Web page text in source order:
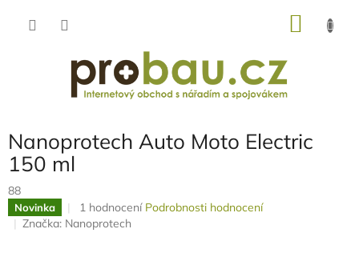
Nanoprotech Auto Moto Electric
150 ml
88
Novinka
Průměrné
hodnocení
1 hodnocení Podrobnosti hodnocení
Značka: Nanoprotech